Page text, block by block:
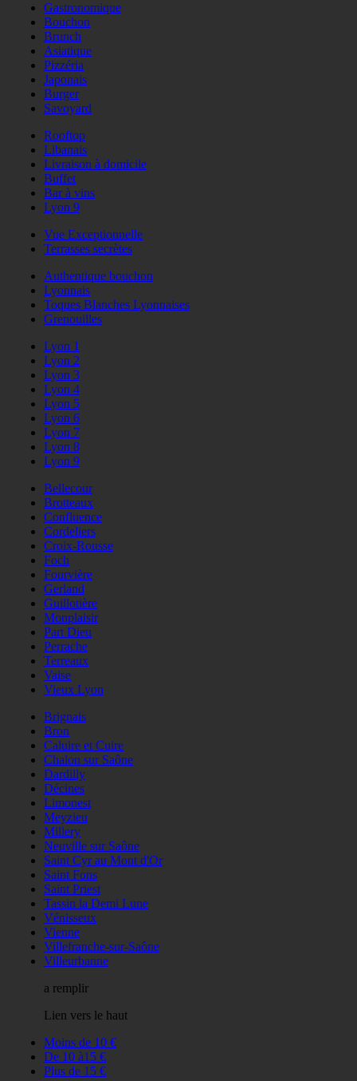
Gastronomique
Bouchon
Brunch
Asiatique
Pizzéria
Japonais
Burger
Savoyard
Rooftop
Libanais
Livraison à domicile
Buffet
Bar à vins
Lyon 9
Vue Exceptionnelle
Terrasses secrètes
Authentique bouchon
Lyonnais
Toques Blanches Lyonnaises
Grenouilles
Lyon 1
Lyon 2
Lyon 3
Lyon 4
Lyon 5
Lyon 6
Lyon 7
Lyon 8
Lyon 9
Bellecour
Brotteaux
Confluence
Cordeliers
Croix-Rousse
Foch
Fourvière
Gerland
Guillotière
Monplaisir
Part Dieu
Perrache
Terreaux
Vaise
Vieux Lyon
Brignais
Bron
Caluire et Cuire
Chalon sur Saône
Dardilly
Décines
Limonest
Meyzieu
Millery
Neuville sur Saône
Saint Cyr au Mont d'Or
Saint Fons
Saint Priest
Tassin la Demi Lune
Vénisseux
Vienne
Villefranche-sur-Saône
Villeurbanne
a remplir
Lien vers le haut
Moins de 10 €
De 10 à15 €
Plus de 15 €